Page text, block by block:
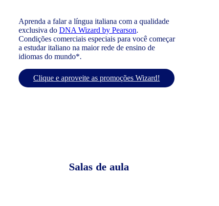
Aprenda a falar a língua italiana com a qualidade
exclusiva do DNA Wizard by Pearson.
Condições comerciais especiais para você começar
a estudar italiano na maior rede de ensino de
idiomas do mundo*.
Clique e aproveite as promoções Wizard!
Salas de aula